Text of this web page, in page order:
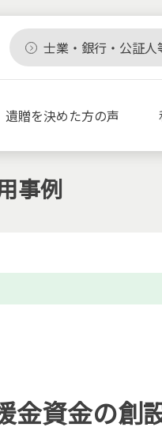
士業・銀行・公証人
遺贈を決めた方の声
事例
金資金の創